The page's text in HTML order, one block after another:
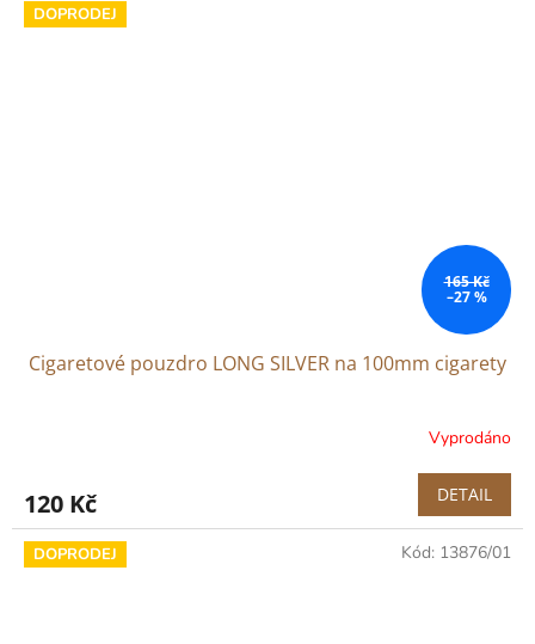
DOPRODEJ
165 Kč
–27 %
Cigaretové pouzdro LONG SILVER na 100mm cigarety
Vyprodáno
120 Kč DETAIL
DOPRODEJ Kód: 13876/01